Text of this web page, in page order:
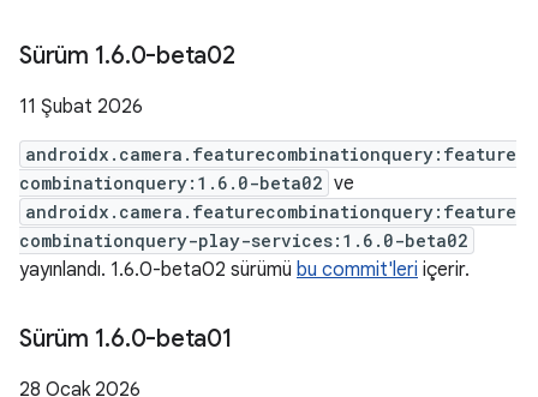
Sürüm 1.6.0-beta02
11 Şubat 2026
androidx.camera.featurecombinationquery:feature
combinationquery:1.6.0-beta02 ve
androidx.camera.featurecombinationquery:feature
combinationquery-play-services:1.6.0-beta02
yayınlandı. 1.6.0-beta02 sürümü bu commit'leri içerir.
Sürüm 1.6.0-beta01
28 Ocak 2026